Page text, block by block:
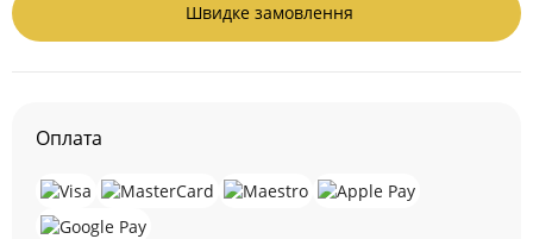
Швидке замовлення
Оплата